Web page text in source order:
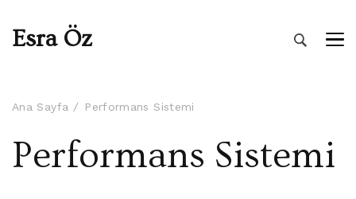
Esra Öz
Ana Sayfa Performans Sistemi
Performans Sistemi